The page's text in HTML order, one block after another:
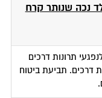
נכה שנותר קרח
תרונות דרכים
דרכים. תביעת ביטוח